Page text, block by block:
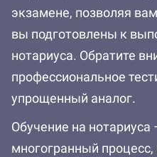
экзамене, позволяя
вы подготовлены к
нотариуса. Обратите
профессиональное
упрощенный аналог.
Обучение на
многогранный